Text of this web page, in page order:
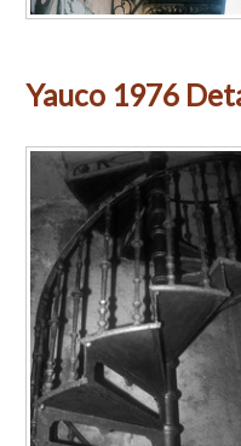
Yauco 1976